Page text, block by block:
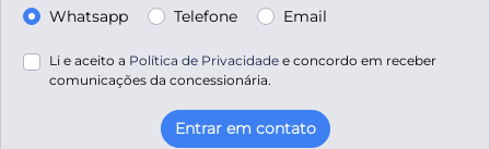
Whatsapp
Telefone Email
Li e aceito a Política de Privacidade e concordo em receber
comunicações da concessionária.
Entrar em contato